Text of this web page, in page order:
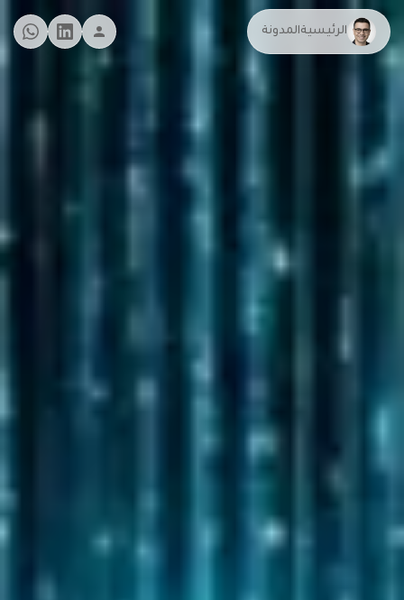
الرئيسيةالمدونة